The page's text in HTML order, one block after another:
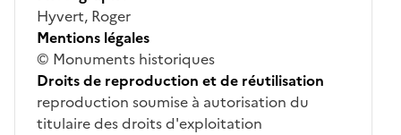
Hyvert, Roger
Mentions légales
© Monuments historiques
Droits de reproduction et de réutilisation
reproduction soumise à autorisation du
titulaire des droits d'exploitation